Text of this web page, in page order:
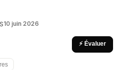
10 juin 2026
⚡ Évaluer